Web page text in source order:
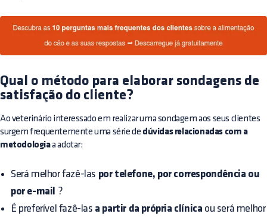
Qual o método para elaborar sondagens de
satisfação do cliente?
Ao veterinário interessado em realizar uma sondagem aos seus clientes
surgem frequentemente uma série de dúvidas relacionadas com a
metodologiaa adotar:
Será melhor fazê-las por telefone, por correspondência ou
por e-mail ?
É preferível fazê-las a partir da própria clínica ou será melhor